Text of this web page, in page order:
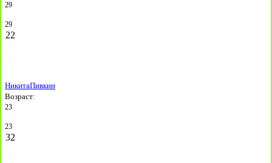
29
29
22
НикитаПивкин
Возраст:
23
23
32